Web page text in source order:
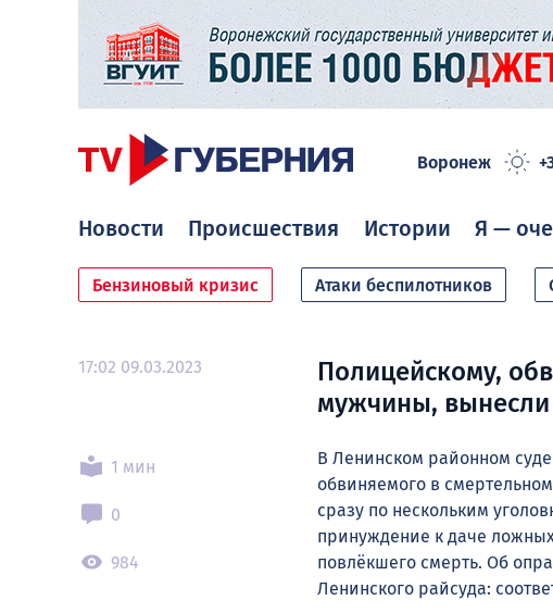
Воронеж
Новости Происшествия Истории Я —
Бензиновый кризис Атаки беспилотников
17:02 09.03.2023
1 мин
0
984
Полицейскому,
мужчины,
В Ленинском районном
обвиняемого в
сразу по нескольким
принуждение к даче
повлёкшего смерть. Об
Ленинского райсуда: